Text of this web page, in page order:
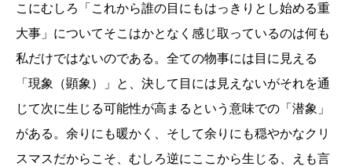
こにむしろ「これから誰の目にもはっきりとし始める重
大事」についてそこはかとなく感じ取っているのは何も
私だけではないのである。全ての物事には目に見える
「現象（顕象）」と、決して目には見えないがそれを通
じて次に生じる可能性が高まるという意味での「潜象」
がある。余りにも暖かく、そして余りにも穏やかなクリ
スマスだからこそ、むしろ逆にここから生じる、えも言